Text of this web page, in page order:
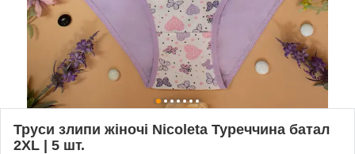
Труси злипи жіночі Nicoleta Туреччина батал
2XL | 5 шт.